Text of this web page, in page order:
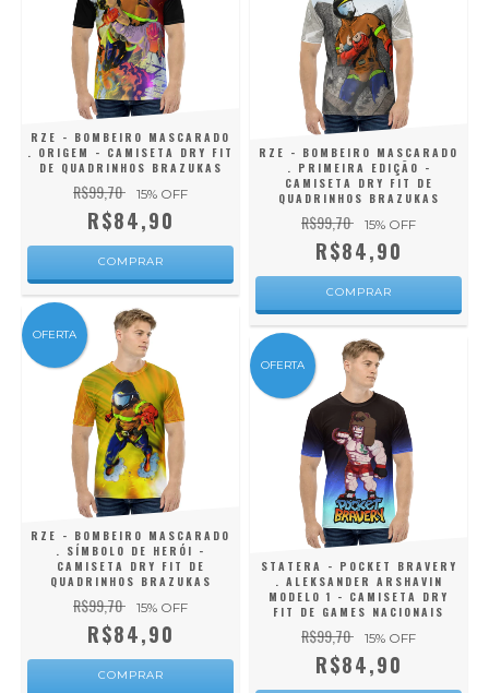
RZE - BOMBEIRO MASCARADO
. ORIGEM - CAMISETA DRY FIT
DE QUADRINHOS BRAZUKAS
R$99,70 15% OFF
R$84,90
COMPRAR
RZE - BOMBEIRO MASCARADO
. PRIMEIRA EDIÇÃO -
CAMISETA DRY FIT DE
QUADRINHOS BRAZUKAS
R$99,70 15% OFF
R$84,90
COMPRAR
OFERTA
RZE - BOMBEIRO MASCARADO
. SÍMBOLO DE HERÓI -
CAMISETA DRY FIT DE
QUADRINHOS BRAZUKAS
R$99,70 15% OFF
R$84,90
COMPRAR
OFERTA
STATERA - POCKET BRAVERY
. ALEKSANDER ARSHAVIN
MODELO 1 - CAMISETA DRY
FIT DE GAMES NACIONAIS
R$99,70 15% OFF
R$84,90